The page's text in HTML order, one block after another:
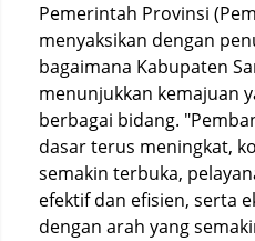
Pemerintah Provinsi
menyaksikan dengan
bagaimana Kabupaten
menunjukkan kemajuan
berbagai bidang.
dasar terus meningkat,
semakin terbuka,
efektif dan efisien, serta
dengan arah yang